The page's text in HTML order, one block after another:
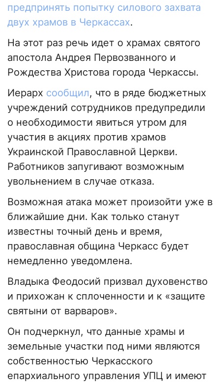
предпринять попытку силового захвата
двух храмов в Черкассах.
На этот раз речь идет о храмах святого
апостола Андрея Первозванного и
Рождества Христова города Черкассы.
Иерарх сообщил, что в ряде бюджетных
учреждений сотрудников предупредили
о необходимости явиться утром для
участия в акциях против храмов
Украинской Православной Церкви.
Работников запугивают возможным
увольнением в случае отказа.
Возможная атака может произойти уже в
ближайшие дни. Как только станут
известны точный день и время,
православная община Черкасс будет
немедленно уведомлена.
Владыка Феодосий призвал духовенство
и прихожан к сплоченности и к «защите
святыни от варваров».
Он подчеркнул, что данные храмы и
земельные участки под ними являются
собственностью Черкасского
епархиального управления УПЦ и имеют